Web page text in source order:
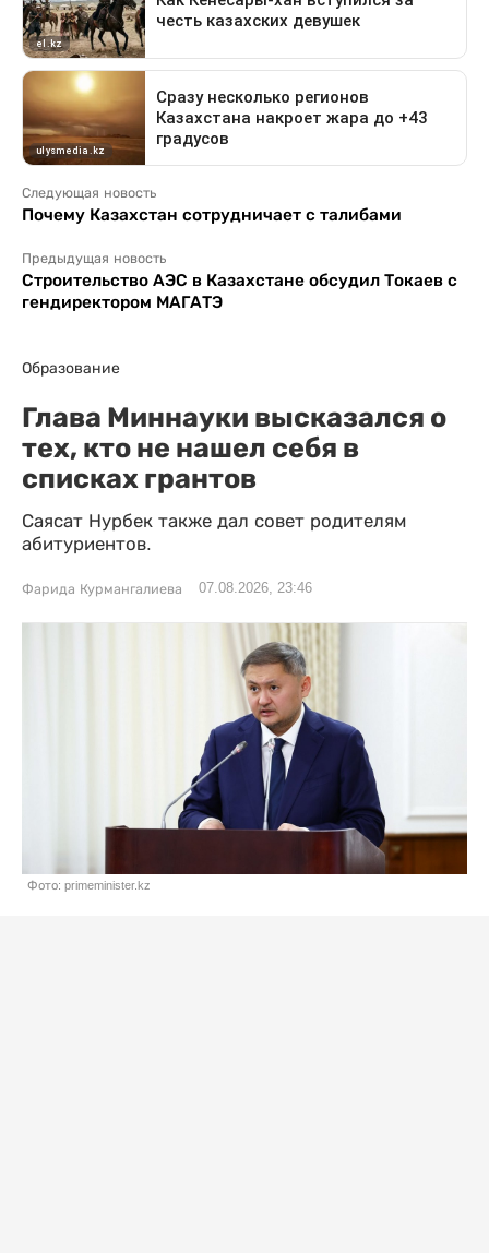
Следующая новость
Почему Казахстан сотрудничает с талибами
Предыдущая новость
Строительство АЭС в Казахстане обсудил Токаев с
гендиректором МАГАТЭ
Образование
Глава Миннауки высказался о
тех, кто не нашел себя в
списках грантов
Саясат Нурбек также дал совет родителям
абитуриентов.
Фарида Курмангалиева 07.08.2026, 23:46
Фото: primeminister.kz